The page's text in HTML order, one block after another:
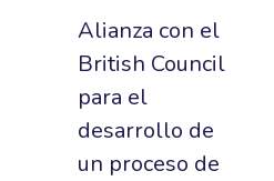
Alianza con el
British Council
para el
desarrollo de
un proceso de